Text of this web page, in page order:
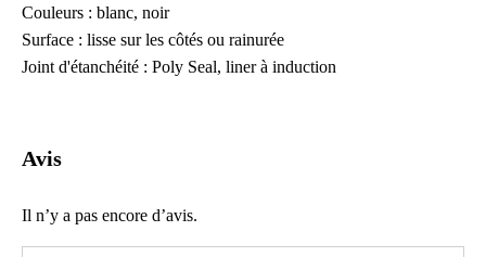
Couleurs : blanc, noir
Surface : lisse sur les côtés ou rainurée
Joint d'étanchéité : Poly Seal, liner à induction
Avis
Il n’y a pas encore d’avis.